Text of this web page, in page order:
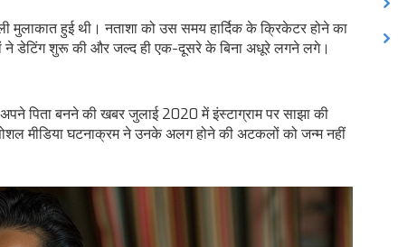
मुलाकात हुई थी। नताशा को उस समय हार्दिक के क्रिकेटर होने का
ने डेटिंग शुरू की और जल्द ही एक-दूसरे के बिना अधूरे लगने लगे।
पिता बनने की खबर जुलाई 2020 में इंस्टाग्राम पर साझा की
मीडिया घटनाक्रम ने उनके अलग होने की अटकलों को जन्म नहीं